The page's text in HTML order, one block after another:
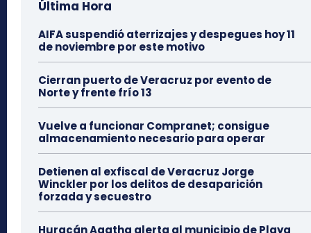
Última Hora
AIFA suspendió aterrizajes y despegues hoy 11
de noviembre por este motivo
Cierran puerto de Veracruz por evento de
Norte y frente frío 13
Vuelve a funcionar Compranet; consigue
almacenamiento necesario para operar
Detienen al exfiscal de Veracruz Jorge
Winckler por los delitos de desaparición
forzada y secuestro
Huracán Agatha alerta al municipio de Playa